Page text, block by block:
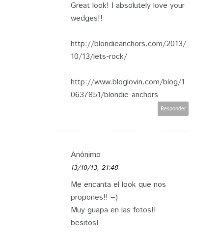
Great look! I absolutely love your
wedges!!
http://blondieanchors.com/2013/
10/13/lets-rock/
http://www.bloglovin.com/blog/1
0637851/blondie-anchors
Responder
Anónimo
13/10/13, 21:48
Me encanta el look que nos
propones!! =)
Muy guapa en las fotos!!
besitos!